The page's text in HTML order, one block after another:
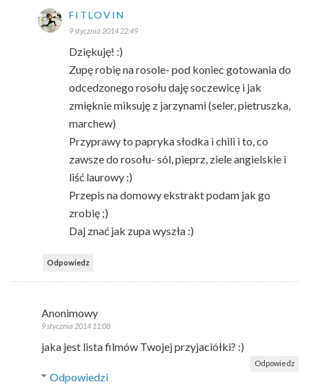
FITLOVIN
9 stycznia 2014 22:49
Dziękuję! :)
Zupę robię na rosole- pod koniec gotowania do
odcedzonego rosołu daję soczewicę i jak
zmięknie miksuję z jarzynami (seler, pietruszka,
marchew)
Przyprawy to papryka słodka i chili i to, co
zawsze do rosołu- sól, pieprz, ziele angielskie i
liść laurowy :)
Przepis na domowy ekstrakt podam jak go
zrobię ;)
Daj znać jak zupa wyszła :)
Odpowiedz
Anonimowy
9 stycznia 2014 11:08
jaka jest lista filmów Twojej przyjaciółki? :)
Odpowiedz
Odpowiedzi